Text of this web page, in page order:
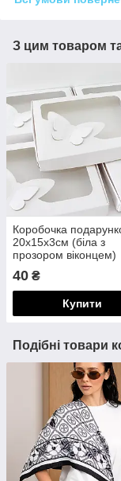
З цим товаром
Коробочка
20х15х3см (біла з
прозором віконцем)
100005
40 ₴
Купити
Подібні товари